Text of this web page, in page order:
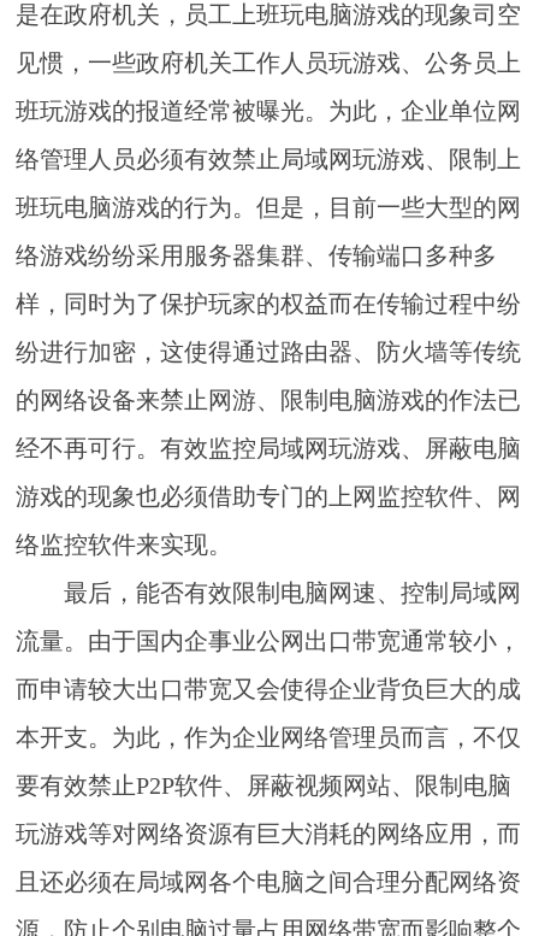
是在政府机关，员工上班玩电脑游戏的现象司空
见惯，一些政府机关工作人员玩游戏、公务员上
班玩游戏的报道经常被曝光。为此，企业单位网
络管理人员必须有效禁止局域网玩游戏、限制上
班玩电脑游戏的行为。但是，目前一些大型的网
络游戏纷纷采用服务器集群、传输端口多种多
样，同时为了保护玩家的权益而在传输过程中纷
纷进行加密，这使得通过路由器、防火墙等传统
的网络设备来禁止网游、限制电脑游戏的作法已
经不再可行。有效监控局域网玩游戏、屏蔽电脑
游戏的现象也必须借助专门的上网监控软件、网
络监控软件来实现。
最后，能否有效限制电脑网速、控制局域网
流量。由于国内企事业公网出口带宽通常较小，
而申请较大出口带宽又会使得企业背负巨大的成
本开支。为此，作为企业网络管理员而言，不仅
要有效禁止P2P软件、屏蔽视频网站、限制电脑
玩游戏等对网络资源有巨大消耗的网络应用，而
且还必须在局域网各个电脑之间合理分配网络资
源，防止个别电脑过量占用网络带宽而影响整个